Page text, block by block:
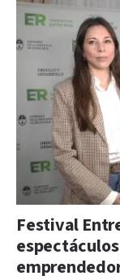
Festival